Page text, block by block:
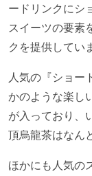
ードリンクにシ
スイーツの要素
クを提供してい
人気の『ショー
かのような楽し
が入っており、
頂烏龍茶はなん
ほかにも人気の